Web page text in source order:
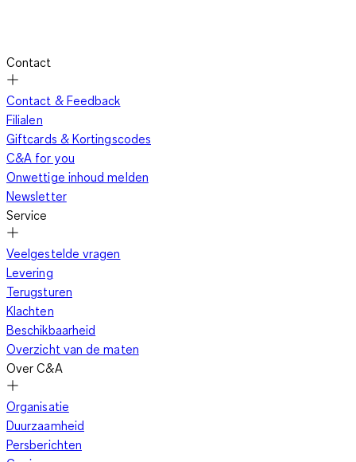
Contact
Contact & Feedback
Filialen
Giftcards & Kortingscodes
C&A for you
Onwettige inhoud melden
Newsletter
Service
Veelgestelde vragen
Levering
Terugsturen
Klachten
Beschikbaarheid
Overzicht van de maten
Over C&A
Organisatie
Duurzaamheid
Persberichten